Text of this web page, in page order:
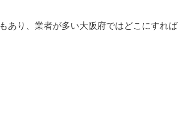
もあり、業者が多い大阪府ではどこにすれば